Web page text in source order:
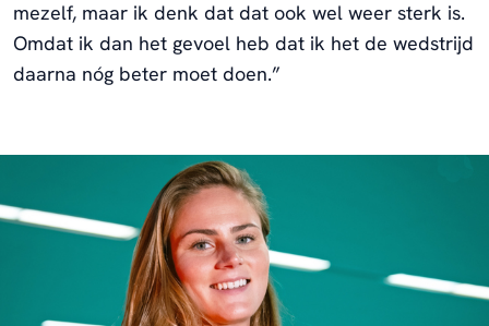
mezelf, maar ik denk dat dat ook wel weer sterk is.
Omdat ik dan het gevoel heb dat ik het de wedstrijd
daarna nóg beter moet doen.”